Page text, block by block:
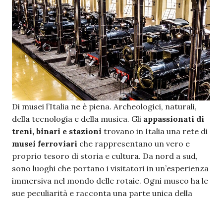
Di musei l’Italia ne è piena. Archeologici, naturali,
della tecnologia e della musica. Gli appassionati di
treni, binari e stazioni trovano in Italia una rete di
musei ferroviari che rappresentano un vero e
proprio tesoro di storia e cultura. Da nord a sud,
sono luoghi che portano i visitatori in un’esperienza
immersiva nel mondo delle rotaie. Ogni museo ha le
sue peculiarità e racconta una parte unica della